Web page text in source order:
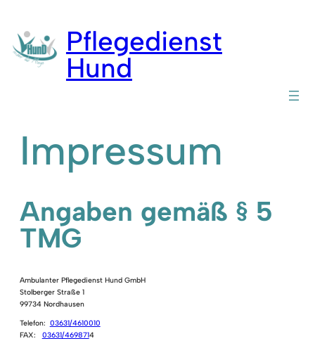
springen
Pflegedienst
Hund
Impressum
Angaben gemäß § 5
TMG
Ambulanter Pflegedienst Hund GmbH
Stolberger Straße 1
99734 Nordhausen
Telefon: 03631/4610010
FAX: 03631/4698714